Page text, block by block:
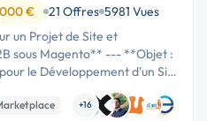
€ 21 Offres 5981 Vues
un Projet de Site et
sous Magento** --- **Objet :
le Développement d'un Site
sous Magento**
…
+16